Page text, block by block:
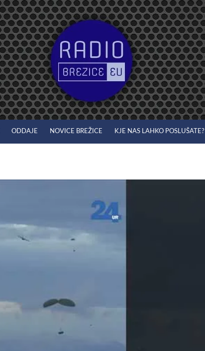
ODDAJE NOVICE BREŽICE KJE NAS LAHKO POSLUŠATE?